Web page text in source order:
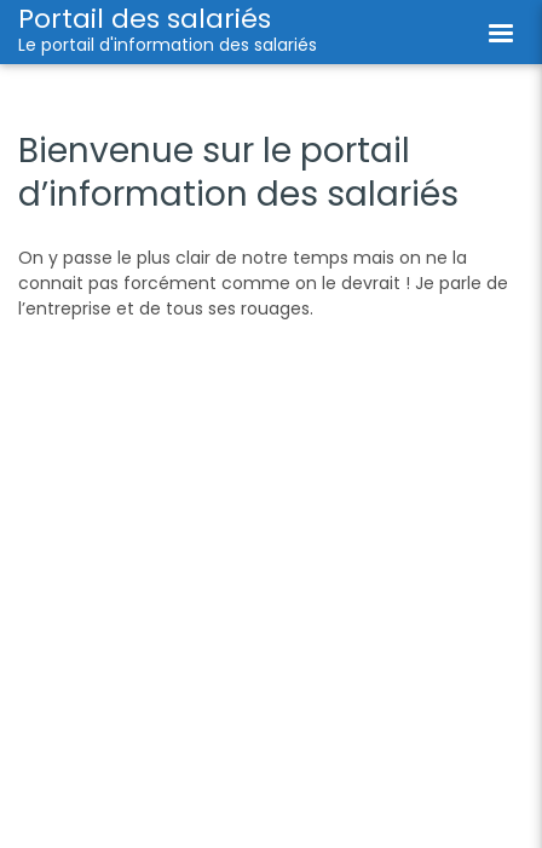
Portail des salariés
Le portail d'information des salariés
Bienvenue sur le portail
d’information des salariés
On y passe le plus clair de notre temps mais on ne la
connait pas forcément comme on le devrait ! Je parle de
l’entreprise et de tous ses rouages.